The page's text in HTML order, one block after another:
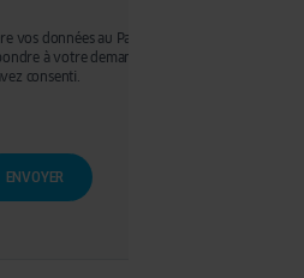
vos données au Partenaire Premium
à votre demande de devis et effectuer de
consenti.
d'un droit d'accès, de rectification, de
d'un droit à l'effacement, à la limitation du
exercer en écrivant à l’adresse :